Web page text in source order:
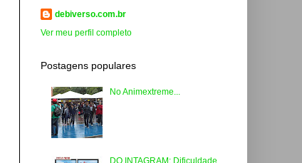
debiverso.com.br
Ver meu perfil completo
Postagens populares
No Animextreme...
DO INTAGRAM: Dificuldade